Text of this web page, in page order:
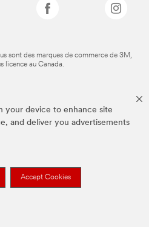
your device to enhance site
and deliver you advertisements
Accept Cookies
sont des marques de commerce de 3M,
licence au Canada.